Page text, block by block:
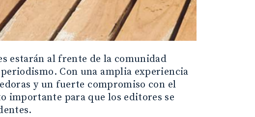
estarán al frente de la comunidad
Con una amplia experiencia
y un fuerte compromiso con el
importante para que los editores se